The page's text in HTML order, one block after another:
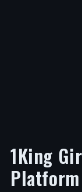
1King
Platform